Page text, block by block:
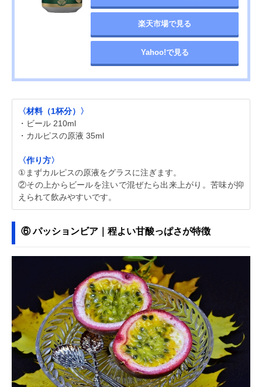
楽天市場で見る
Yahoo!で見る
〈材料（1杯分）〉
・ビール 210ml
・カルピスの原液 35ml
〈作り方〉
①まずカルピスの原液をグラスに注ぎます。
②その上からビールを注いで混ぜたら出来上がり。苦味が抑
えられて飲みやすいです。
⑥ パッションビア｜程よい甘酸っぱさが特徴